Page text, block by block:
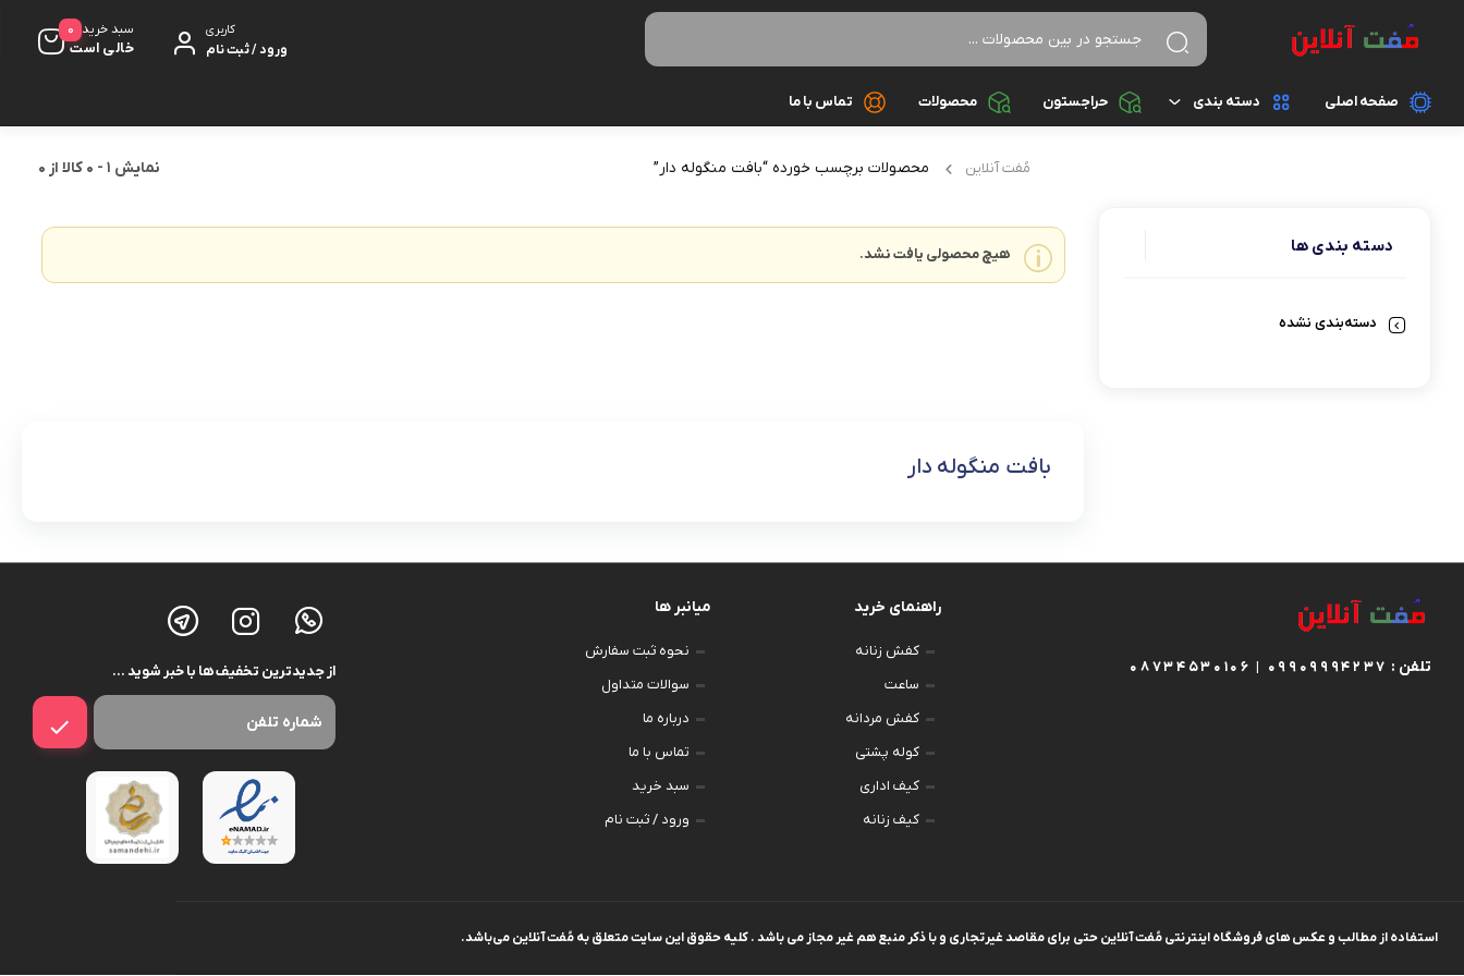
کاربری
ورود / ثبت نام
سبد خرید
خالی است
0
صفحه اصلی دسته بندی
بافت
ساعت
حراجستون محصولات تماس با ما
دسته بندی ها
دسته‌بندی نشده
مُفت آنلاین محصولات برچسب خورده “بافت منگوله دار” نمایش 1
-
0 کالا از 0
هیچ محصولی یافت نشد.
بافت منگوله دار
تلفن : 08734530106 | 09909994237
راهنمای خرید
کفش زنانه
ساعت
کفش مردانه
کوله پشتی
کیف اداری
کیف زنانه
میانبر ها
نحوه ثبت سفارش
سوالات متداول
درباره ما
تماس با ما
سبد خرید
ورود / ثبت نام
از جدیدترین تخفیف ها با خبر شوید …
استفاده از مطالب و عکس های فروشگاه اینترنتی مُفت آنلاین حتی برای مقاصد غیرتجاری و با ذکر منبع هم غیر مجاز می باشد . کلیه حقوق این سایت متعلق به مُفت آنلاین می‌باشد.